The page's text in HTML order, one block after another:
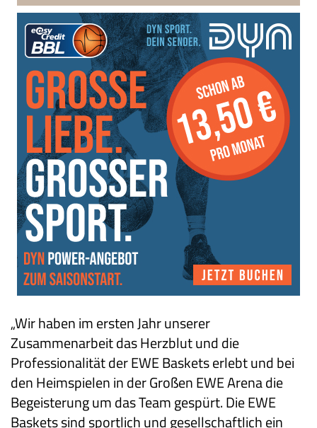
„Wir haben im ersten Jahr unserer
Zusammenarbeit das Herzblut und die
Professionalität der EWE Baskets erlebt und bei
den Heimspielen in der Großen EWE Arena die
Begeisterung um das Team gespürt. Die EWE
Baskets sind sportlich und gesellschaftlich ein